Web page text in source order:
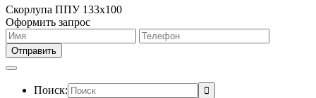
Скорлупа ППУ 133х100
Оформить запрос
Поиск: